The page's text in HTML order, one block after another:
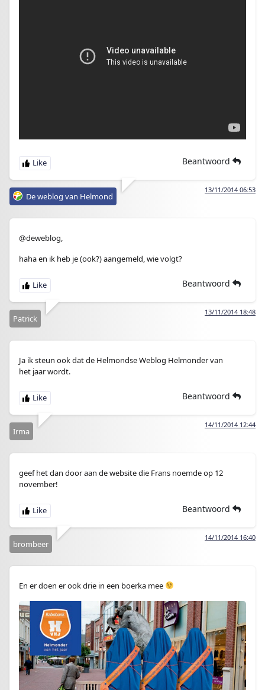
Beantwoord
13/11/2014 06:53
De weblog van Helmond
@deweblog,
haha en ik heb je (ook?) aangemeld, wie volgt?
Beantwoord
13/11/2014 18:48
Patrick
Ja ik steun ook dat de Helmondse Weblog Helmonder van
het jaar wordt.
Beantwoord
14/11/2014 12:44
Irma
geef het dan door aan de website die Frans noemde op 12
november!
Beantwoord
14/11/2014 16:40
brombeer
En er doen er ook drie in een boerka mee